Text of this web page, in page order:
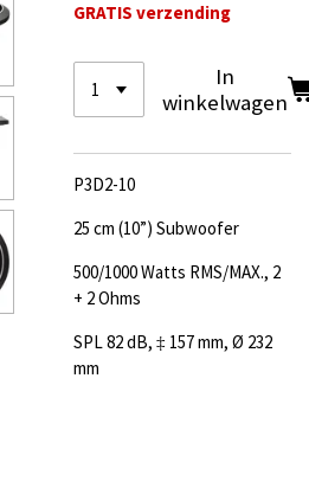
GRATIS verzending
In
winkelwagen
P3D2-10
25 cm (10”) Subwoofer
500/1000 Watts RMS/MAX., 2
+ 2 Ohms
SPL 82 dB, ‡ 157 mm, Ø 232
mm